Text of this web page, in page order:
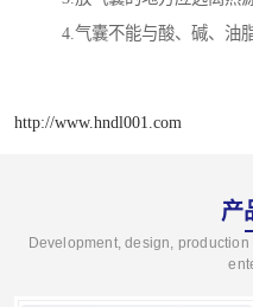
4.气囊不能与酸、碱、油
http://www.hndl001.com
产
Development, design,